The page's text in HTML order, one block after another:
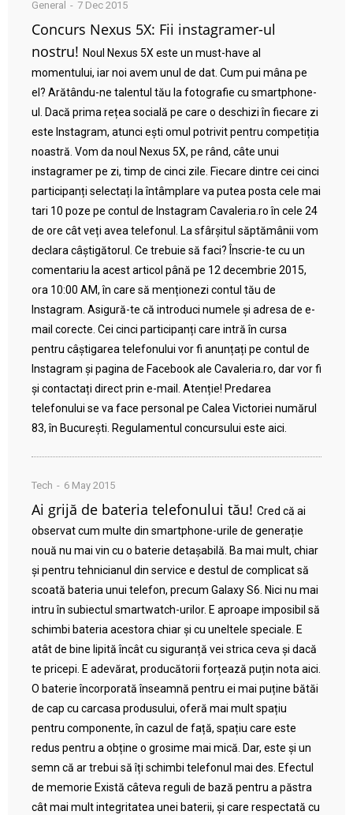
General 7 Dec 2015
Concurs Nexus 5X: Fii instagramer-ul
nostru! Noul Nexus 5X este un must-have al
momentului, iar noi avem unul de dat. Cum pui mâna pe
el? Arătându-ne talentul tău la fotografie cu smartphone-
ul. Dacă prima rețea socială pe care o deschizi în fiecare zi
este Instagram, atunci ești omul potrivit pentru competiția
noastră. Vom da noul Nexus 5X, pe rând, câte unui
instagramer pe zi, timp de cinci zile. Fiecare dintre cei cinci
participanți selectați la întâmplare va putea posta cele mai
tari 10 poze pe contul de Instagram Cavaleria.ro în cele 24
de ore cât veți avea telefonul. La sfârșitul săptămânii vom
declara câștigătorul. Ce trebuie să faci? Înscrie-te cu un
comentariu la acest articol până pe 12 decembrie 2015,
ora 10:00 AM, în care să menționezi contul tău de
Instagram. Asigură-te că introduci numele și adresa de e-
mail corecte. Cei cinci participanți care intră în cursa
pentru câștigarea telefonului vor fi anunțați pe contul de
Instagram și pagina de Facebook ale Cavaleria.ro, dar vor fi
și contactați direct prin e-mail. Atenție! Predarea
telefonului se va face personal pe Calea Victoriei numărul
83, în București. Regulamentul concursului este aici.
Tech 6 May 2015
Ai grijă de bateria telefonului tău! Cred că ai
observat cum multe din smartphone-urile de generație
nouă nu mai vin cu o baterie detașabilă. Ba mai mult, chiar
și pentru tehnicianul din service e destul de complicat să
scoată bateria unui telefon, precum Galaxy S6. Nici nu mai
intru în subiectul smartwatch-urilor. E aproape imposibil să
schimbi bateria acestora chiar și cu uneltele speciale. E
atât de bine lipită încât cu siguranță vei strica ceva și dacă
te pricepi. E adevărat, producătorii forțează puțin nota aici.
O baterie încorporată înseamnă pentru ei mai puține bătăi
de cap cu carcasa produsului, oferă mai mult spațiu
pentru componente, în cazul de față, spațiu care este
redus pentru a obține o grosime mai mică. Dar, este și un
semn că ar trebui să îți schimbi telefonul mai des. Efectul
de memorie Există câteva reguli de bază pentru a păstra
cât mai mult integritatea unei baterii, și care respectată cu